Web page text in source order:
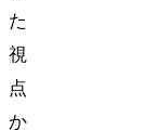
た
視
点
か